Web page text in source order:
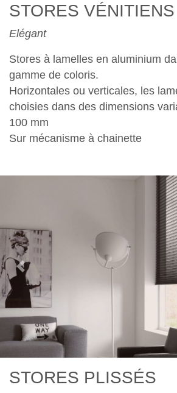
STORES VÉNITIENS
Elégant
Stores à lamelles en aluminium
gamme de coloris.
Horizontales ou verticales, les
choisies dans des dimensions
100 mm
Sur mécanisme à chainette
Previous
STORES PLISSÉS